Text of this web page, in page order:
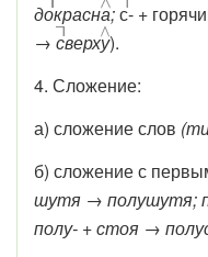
докрасна;с- +
→ сверху).
4. Сложение:
а) сложение слов
б) сложение с
шутя → полушутя;
полу- + стоя →